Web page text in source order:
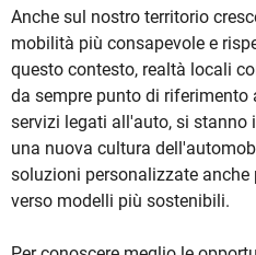
Anche sul nostro territorio
mobilità più consapevole e
questo contesto, realtà locali
da sempre punto di riferimento
servizi legati all'auto, si stanno
una nuova cultura
soluzioni personalizzate anche
verso modelli più sostenibili.